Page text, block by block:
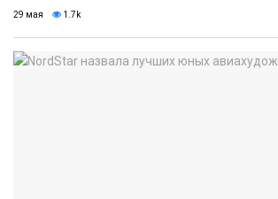
29 мая 1.7k